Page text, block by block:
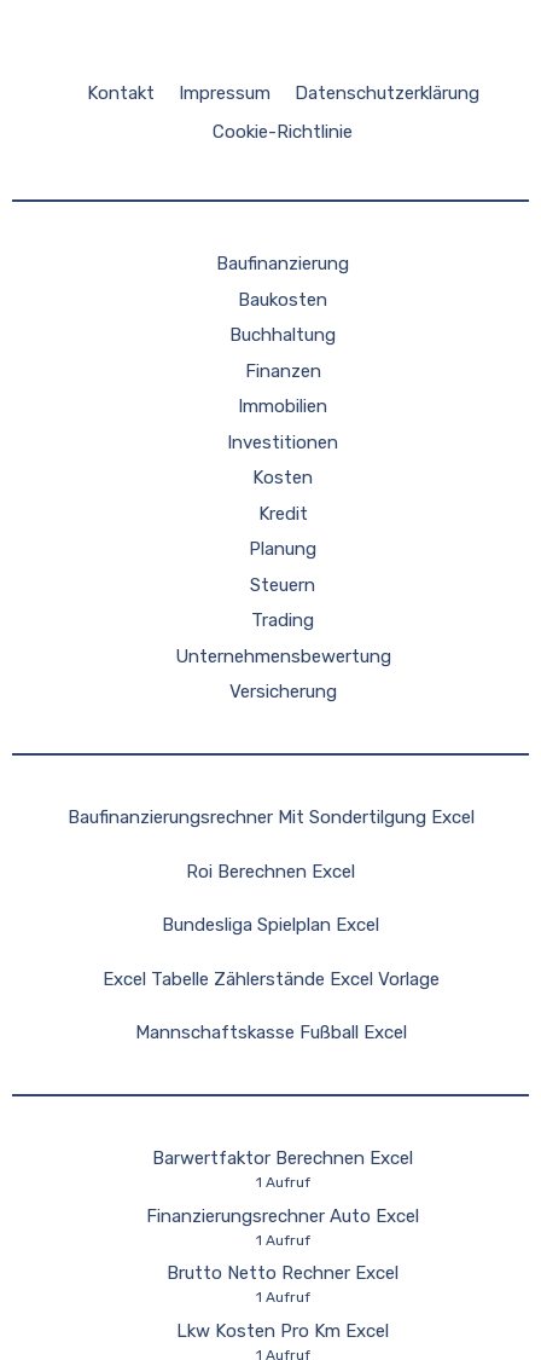
Kontakt Impressum
Datenschutzerklärung
Cookie-Richtlinie
Baufinanzierung
Baukosten
Buchhaltung
Finanzen
Immobilien
Investitionen
Kosten
Kredit
Planung
Steuern
Trading
Unternehmensbewertung
Versicherung
Baufinanzierungsrechner Mit Sondertilgung Excel
Roi Berechnen Excel
Bundesliga Spielplan Excel
Excel Tabelle Zählerstände Excel Vorlage
Mannschaftskasse Fußball Excel
Barwertfaktor Berechnen Excel
1 Aufruf
Finanzierungsrechner Auto Excel
1 Aufruf
Brutto Netto Rechner Excel
1 Aufruf
Lkw Kosten Pro Km Excel
1 Aufruf